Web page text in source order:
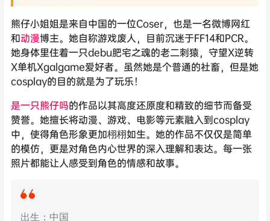
熊仔小姐姐是来自中国的一位Coser，也是一名微博网红
和动漫博主。她自称游戏废人，目前沉迷于FF14和PCR。
她身体里住着一只debu肥宅之魂的老二刺猿，守望X逆转
X单机Xgalgame爱好者。虽然她是个普通的社畜，但是她
cosplay的目的就是为了玩乐！
是一只熊仔吗的作品以其高度还原度和精致的细节而备受
赞誉。她擅长将动漫、游戏、电影等元素融入到cosplay
中，使得角色形象更加栩栩如生。她的作品不仅仅是简单
的模仿，更是对角色内心世界的深入理解和表达。每一张
照片都能让人感受到角色的情感和故事。
出生：中国